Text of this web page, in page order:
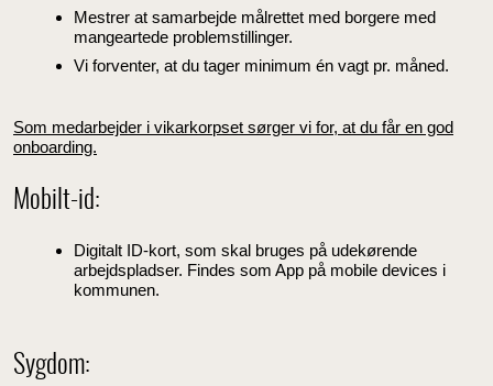
Mestrer at samarbejde målrettet med borgere med
mangeartede problemstillinger.
Vi forventer, at du tager minimum én vagt pr. måned.
Som medarbejder i vikarkorpset sørger vi for, at du får en god
onboarding.
Mobilt-id:
Digitalt ID-kort, som skal bruges på udekørende
arbejdspladser. Findes som App på mobile devices i
kommunen.
Sygdom: